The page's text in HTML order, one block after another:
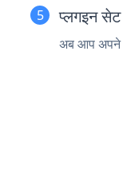
प्लगइन
अब आप अपने